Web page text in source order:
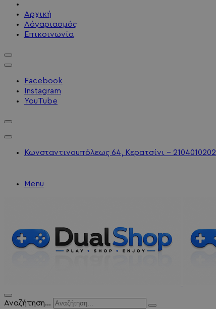
Αρχική
Λόγαριασμός
Επικοινωνία
Facebook
Instagram
YouTube
Κωνσταντινουπόλεως 64, Κερατσίνι - 2104010202
Menu
Αναζήτηση...